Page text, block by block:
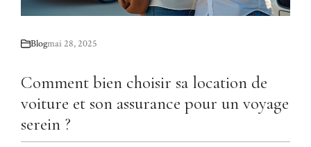
Blogmai 28, 2025
Comment bien choisir sa location de
voiture et son assurance pour un voyage
serein ?